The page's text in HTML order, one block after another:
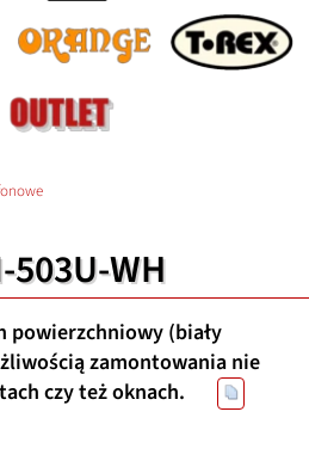
503U-WH
(biały
zamontowania nie
czy też oknach.